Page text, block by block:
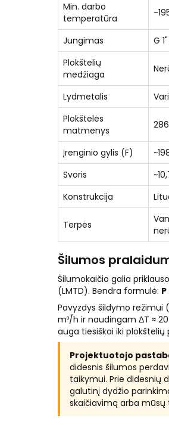
Min. darbo
temperatūra
-
Jungimas
G
Plokštelių
medžiaga
Lydmetalis
Plokštelės
matmenys
Įrenginio gylis (F)
Svoris
Konstrukcija
Terpės
Šilumos
Šilumokaičio galia
(LMTD). Bendra formulė:
Pavyzdys šildymo
m³/h ir naudingam ΔT ≈
auga tiesiškai iki plokštelių
Projektuotojo
didesnis šilumos
taikymui. Prie didesnių
galutinį dydžio
skaičiavimą arba